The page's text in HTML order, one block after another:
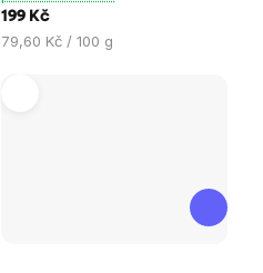
z
5
199 Kč
Měrná
79,60 Kč / 100 g